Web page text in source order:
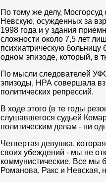
По тому же делу,
Невскую, осужденных за
1998 года и у здания
сложности около 7,5 лет
психиатрическую
одном эпизоде, который, в
По мысли следователей
эпизоды, НРА совершала
политических репрессий.
В ходе этого (в те годы
слушавшегося судьей
политическим делам - ни
Четвертая девушка,
своих убеждений - мы не
коммунистические. Все мы
Романова, Ракс и Невская,